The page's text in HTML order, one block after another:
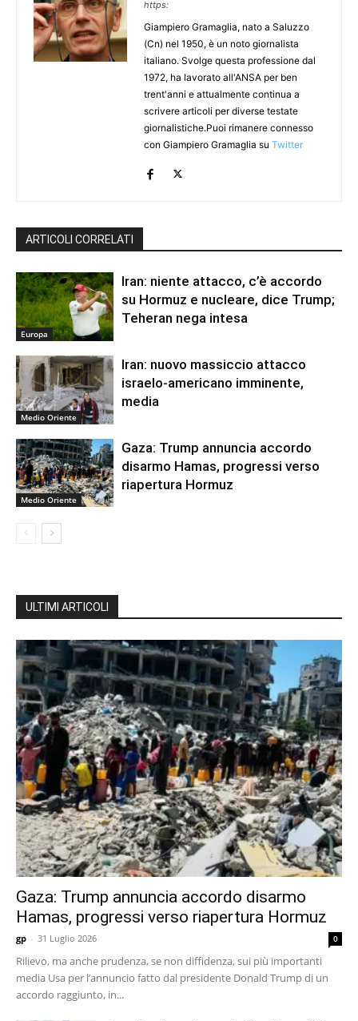
https:
Giampiero Gramaglia, nato a Saluzzo
(Cn) nel 1950, è un noto giornalista
italiano. Svolge questa professione dal
1972, ha lavorato all'ANSA per ben
trent'anni e attualmente continua a
scrivere articoli per diverse testate
giornalistiche.Puoi rimanere connesso
con Giampiero Gramaglia su Twitter
ARTICOLI CORRELATI
Europa
Iran: niente attacco, c’è accordo
su Hormuz e nucleare, dice Trump;
Teheran nega intesa
Medio Oriente
Iran: nuovo massiccio attacco
israelo-americano imminente,
media
Medio Oriente
Gaza: Trump annuncia accordo
disarmo Hamas, progressi verso
riapertura Hormuz
ULTIMI ARTICOLI
Gaza: Trump annuncia accordo disarmo
Hamas, progressi verso riapertura Hormuz
gp - 31 Luglio 2026 0
Rilievo, ma anche prudenza, se non diffidenza, sui più importanti
media Usa per l’annuncio fatto dal presidente Donald Trump di un
accordo raggiunto, in...